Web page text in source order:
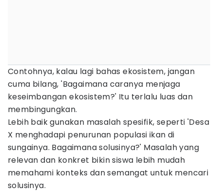
Contohnya, kalau lagi bahas ekosistem, jangan
cuma bilang, 'Bagaimana caranya menjaga
keseimbangan ekosistem?' Itu terlalu luas dan
membingungkan.
Lebih baik gunakan masalah spesifik, seperti 'Desa
X menghadapi penurunan populasi ikan di
sungainya. Bagaimana solusinya?' Masalah yang
relevan dan konkret bikin siswa lebih mudah
memahami konteks dan semangat untuk mencari
solusinya.